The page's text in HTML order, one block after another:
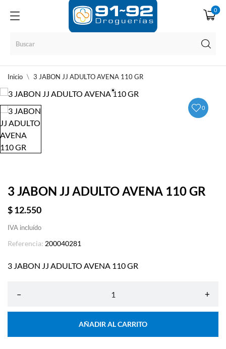
0
Inicio 3 JABON JJ ADULTO AVENA 110 GR
0
3 JABON JJ ADULTO AVENA 110 GR
$ 12.550
IVA incluído
Referencia: 200040281
3 JABON JJ ADULTO AVENA 110 GR
– +
AÑADIR AL CARRITO